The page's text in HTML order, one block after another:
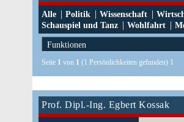
Alle | Politik | Wissenschaft |
Schauspiel und Tanz | Wohlfahrt |
Seite 1 von 1 (1 Persönlichkeiten gefunden) 1
Prof. Dipl.-Ing. Egbert Kossak